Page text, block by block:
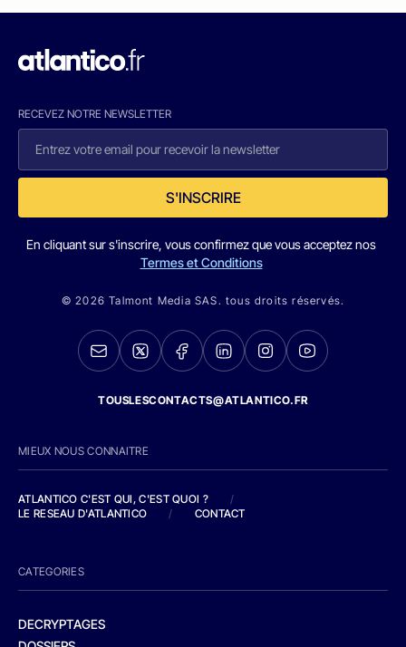
RECEVEZ NOTRE NEWSLETTER
S'INSCRIRE
En cliquant sur s'inscrire, vous confirmez que vous acceptez nos
Termes et Conditions
© 2026 Talmont Media SAS. tous droits réservés.
TOUSLESCONTACTS@ATLANTICO.FR
MIEUX NOUS CONNAITRE
ATLANTICO C'EST QUI, C'EST QUOI ?
/
LE RESEAU D'ATLANTICO
/ CONTACT
CATEGORIES
DECRYPTAGES